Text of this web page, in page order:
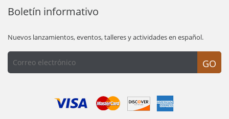
Boletín informativo
Nuevos lanzamientos, eventos, talleres y actividades en español.
GO